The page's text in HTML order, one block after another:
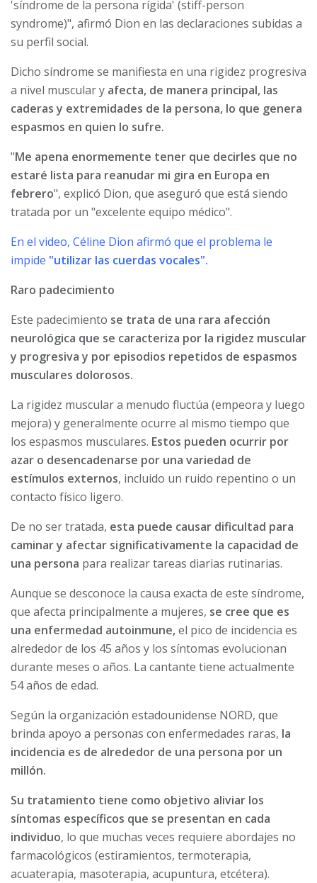
'síndrome de la persona rígida' (stiff-person
syndrome)", afirmó Dion en las declaraciones subidas a
su perfil social.
Dicho síndrome se manifiesta en una rigidez progresiva
a nivel muscular y afecta, de manera principal, las
caderas y extremidades de la persona, lo que genera
espasmos en quien lo sufre.
"Me apena enormemente tener que decirles que no
estaré lista para reanudar mi gira en Europa en
febrero", explicó Dion, que aseguró que está siendo
tratada por un "excelente equipo médico".
En el video, Céline Dion afirmó que el problema le
impide "utilizar las cuerdas vocales".
Raro padecimiento
Este padecimiento se trata de una rara afección
neurológica que se caracteriza por la rigidez muscular
y progresiva y por episodios repetidos de espasmos
musculares dolorosos.
La rigidez muscular a menudo fluctúa (empeora y luego
mejora) y generalmente ocurre al mismo tiempo que
los espasmos musculares. Estos pueden ocurrir por
azar o desencadenarse por una variedad de
estímulos externos, incluido un ruido repentino o un
contacto físico ligero.
De no ser tratada, esta puede causar dificultad para
caminar y afectar significativamente la capacidad de
una persona para realizar tareas diarias rutinarias.
Aunque se desconoce la causa exacta de este síndrome,
que afecta principalmente a mujeres, se cree que es
una enfermedad autoinmune,el pico de incidencia es
alrededor de los 45 años y los síntomas evolucionan
durante meses o años. La cantante tiene actualmente
54 años de edad.
Según la organización estadounidense NORD, que
brinda apoyo a personas con enfermedades raras, la
incidencia es de alrededor de una persona por un
millón.
Su tratamiento tiene como objetivo aliviar los
síntomas específicos que se presentan en cada
individuo, lo que muchas veces requiere abordajes no
farmacológicos (estiramientos, termoterapia,
acuaterapia, masoterapia, acupuntura, etcétera).